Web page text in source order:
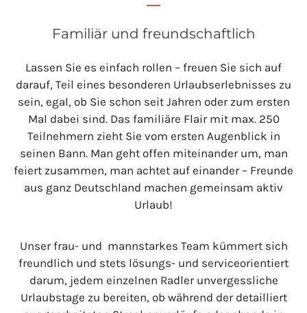
Familiär und freundschaftlich
Lassen Sie es einfach rollen – freuen Sie sich auf
darauf, Teil eines besonderen Urlaubserlebnisses zu
sein, egal, ob Sie schon seit Jahren oder zum ersten
Mal dabei sind. Das familiäre Flair mit max. 250
Teilnehmern zieht Sie vom ersten Augenblick in
seinen Bann. Man geht offen miteinander um, man
feiert zusammen, man achtet auf einander – Freunde
aus ganz Deutschland machen gemeinsam aktiv
Urlaub!
Unser frau- und mannstarkes Team kümmert sich
freundlich und stets lösungs- und serviceorientiert
darum, jedem einzelnen Radler unvergessliche
Urlaubstage zu bereiten, ob während der detailliert